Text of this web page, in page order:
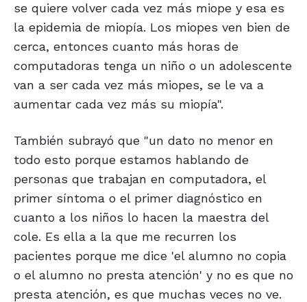
se quiere volver cada vez más miope y esa es
la epidemia de miopía. Los miopes ven bien de
cerca, entonces cuanto más horas de
computadoras tenga un niño o un adolescente
van a ser cada vez más miopes, se le va a
aumentar cada vez más su miopía".
También subrayó que "un dato no menor en
todo esto porque estamos hablando de
personas que trabajan en computadora, el
primer síntoma o el primer diagnóstico en
cuanto a los niños lo hacen la maestra del
cole. Es ella a la que me recurren los
pacientes porque me dice 'el alumno no copia
o el alumno no presta atención' y no es que no
presta atención, es que muchas veces no ve.